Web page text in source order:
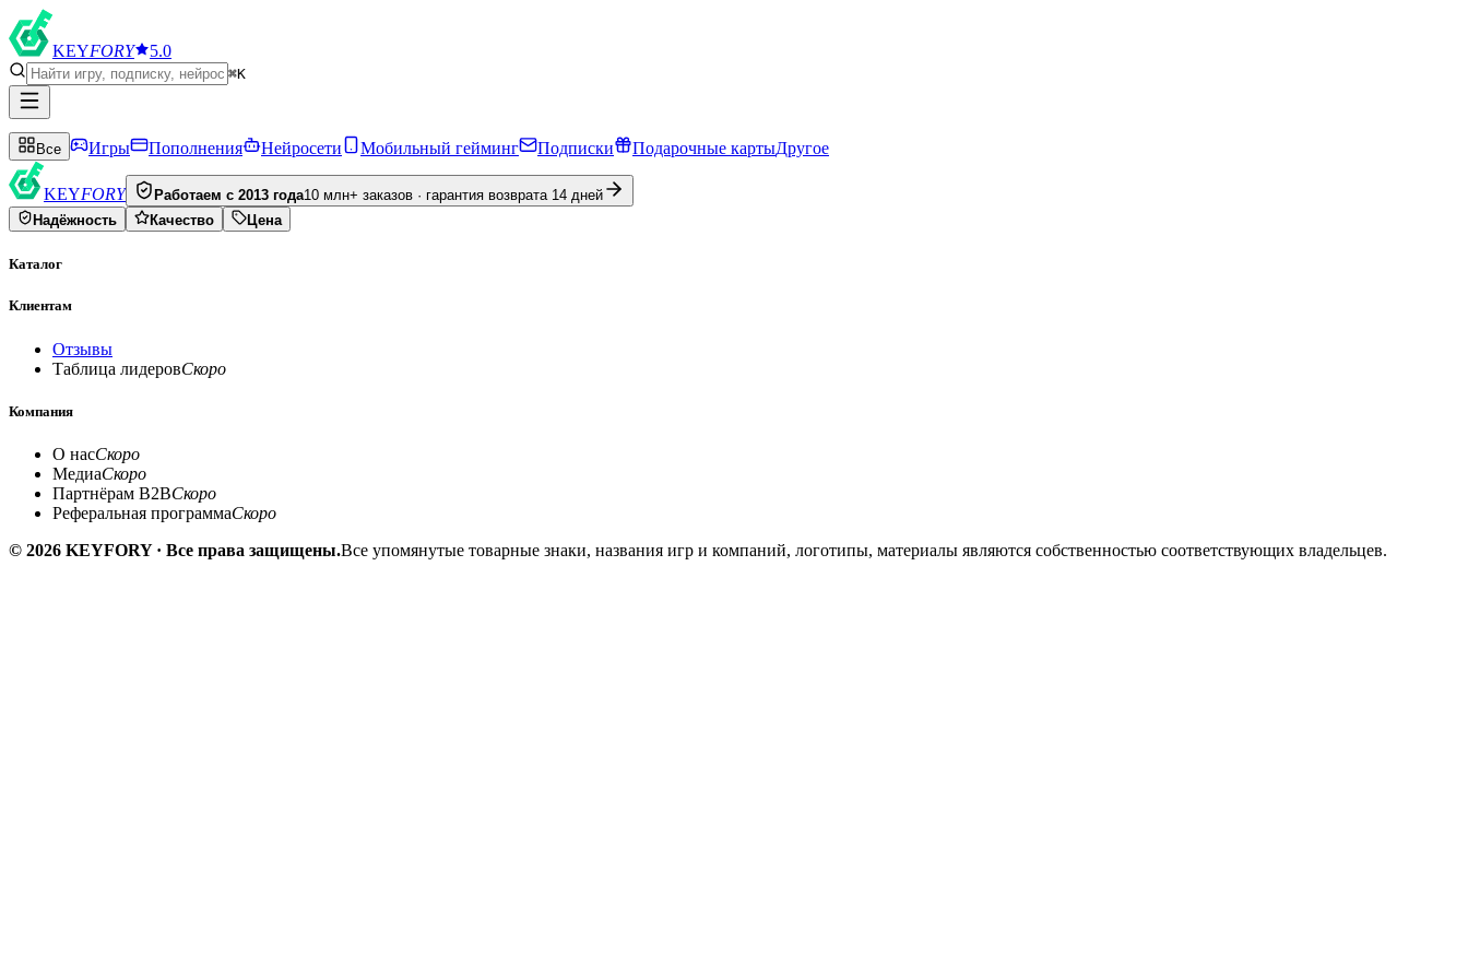
KEYFORY 5.0
⌘K
Все Игры Пополнения Нейросети Мобильный гейминг Подписки Подарочные картыДругое
KEYFORY Работаем с 2013 года10 млн+ заказов · гарантия возврата 14 дней
Надёжность
Качество Цена
Каталог
Клиентам
Отзывы
Таблица лидеровСкоро
Компания
О насСкоро
МедиаСкоро
Партнёрам B2BСкоро
Реферальная программаСкоро
© 2026 KEYFORY · Все права защищены.Все упомянутые товарные знаки, названия игр и компаний, логотипы, материалы являются собственностью соответствующих владельцев.